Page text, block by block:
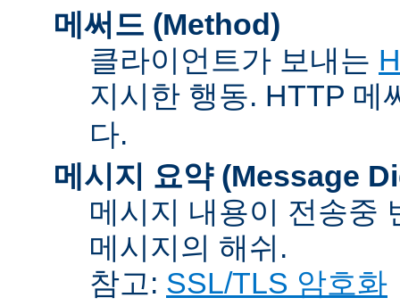
메써드 (Method)
클라이언트가 보내는
지시한 행동. HTTP 메
다.
메시지 요약 (Message
메시지 내용이 전송중
메시지의 해쉬.
참고: SSL/TLS 암호화